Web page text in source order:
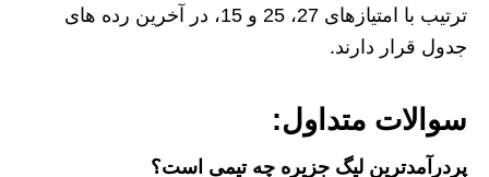
ترتیب با امتیازهای 27، 25 و 15، در آخرین رده های
جدول قرار دارند.
سوالات متداول:
پردرآمدترین لیگ جزیره چه تیمی است؟